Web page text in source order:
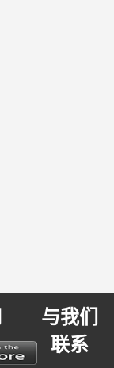
与我们
联系